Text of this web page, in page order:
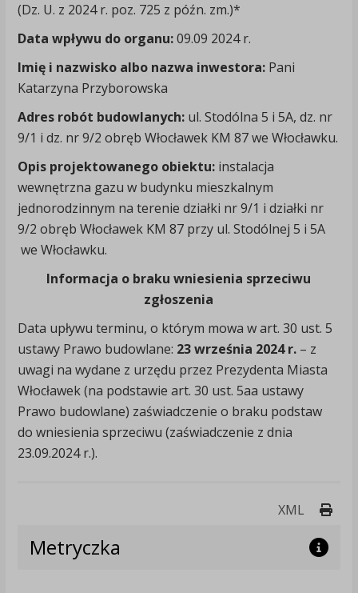
(Dz. U. z 2024 r. poz. 725 z późn. zm.)*
Data wpływu do organu:09.09 2024 r.
Imię i nazwisko albo nazwa inwestora:Pani
Katarzyna Przyborowska
Adres robót budowlanych: ul. Stodólna 5 i 5A, dz. nr
9/1 i dz. nr 9/2 obręb Włocławek KM 87 we Włocławku.
Opis projektowanego obiektu:instalacja
wewnętrzna gazu w budynku mieszkalnym
jednorodzinnym na terenie działki nr 9/1 i działki nr
9/2 obręb Włocławek KM 87 przy ul. Stodólnej 5 i 5A
we Włocławku.
Informacja o braku wniesienia sprzeciwu
zgłoszenia
Data upływu terminu, o którym mowa w art. 30 ust. 5
ustawy Prawo budowlane: 23 września 2024 r.– z
uwagi na wydane z urzędu przez Prezydenta Miasta
Włocławek (na podstawie art. 30 ust. 5aa ustawy
Prawo budowlane) zaświadczenie o braku podstaw
do wniesienia sprzeciwu (zaświadczenie z dnia
23.09.2024 r.).
XML
Metryczka